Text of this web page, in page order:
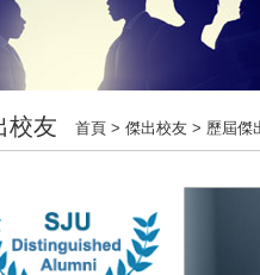
校友 首頁 > 傑出校友 > 歷屆傑